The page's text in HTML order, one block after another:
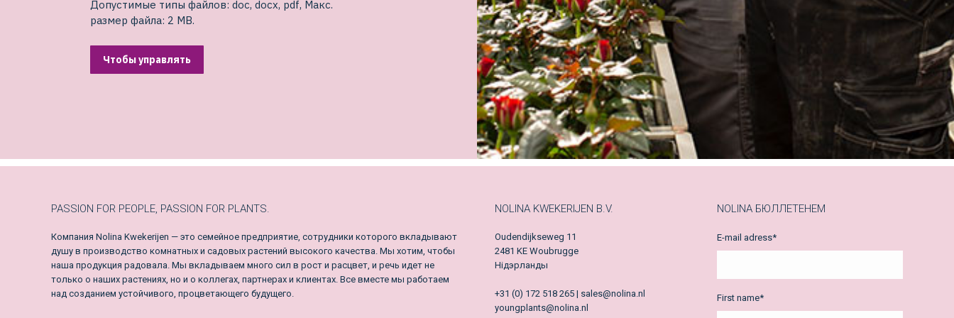
Допустимые типы файлов: doc, docx, pdf, Макс.
размер файла: 2 MB.
Чтобы управлять
PASSION FOR PEOPLE, PASSION FOR PLANTS.
Компания Nolina Kwekerijen — это семейное предприятие, сотрудники которого вкладывают
душу в производство комнатных и садовых растений высокого качества. Мы хотим, чтобы
наша продукция радовала. Мы вкладываем много сил в рост и расцвет, и речь идет не
только о наших растениях, но и о коллегах, партнерах и клиентах. Все вместе мы работаем
над созданием устойчивого, процветающего будущего.
NOLINA KWEKERIJEN B.V.
Oudendijkseweg 11
2481 KE Woubrugge
Нідэрланды
+31 (0) 172 518 265 | sales@nolina.nl
youngplants@nolina.nl
NOLINA БЮЛЛЕТЕНЕМ
E-mail adress*
First name*